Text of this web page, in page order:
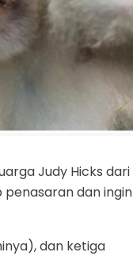
Judy Hicks dari
penasaran dan ingin
dan ketiga